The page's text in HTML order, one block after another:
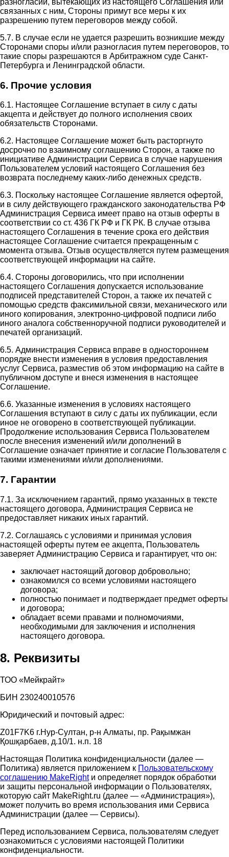
разногласий, вытекающих из настоящего Соглашения или
связанных с ним, Стороны примут все меры к их
разрешению путем переговоров между собой.
5.7. В случае если не удается разрешить возникшие между
Сторонами споры и/или разногласия путем переговоров, то
такие споры разрешаются в Арбитражном суде Санкт-
Петербурга и Ленинградской области.
6. Прочие условия
6.1. Настоящее Соглашение вступает в силу с даты
акцепта и действует до полного исполнения своих
обязательств Сторонами.
6.2. Настоящее Соглашение может быть расторгнуто
досрочно по взаимному соглашению Сторон, а также по
инициативе Администрации Сервиса в случае нарушения
Пользователем условий настоящего Соглашения без
возврата последнему каких-либо денежных средств.
6.3. Поскольку настоящее Соглашение является офертой,
и в силу действующего гражданского законодательства РФ
Администрация Сервиса имеет право на отзыв оферты в
соответствии со ст. 436 ГК РФ и ГК РК. В случае отзыва
настоящего Соглашения в течение срока его действия
настоящее Соглашение считается прекращенным с
момента отзыва. Отзыв осуществляется путем размещения
соответствующей информации на сайте.
6.4. Стороны договорились, что при исполнении
настоящего Соглашения допускается использование
подписей представителей Сторон, а также их печатей с
помощью средств факсимильной связи, механического или
иного копирования, электронно-цифровой подписи либо
иного аналога собственноручной подписи руководителей и
печатей организаций.
6.5. Администрация Сервиса вправе в одностороннем
порядке внести изменения в условия предоставления
услуг Сервиса, разместив об этом информацию на сайте в
публичном доступе и внеся изменения в настоящее
Соглашение.
6.6. Указанные изменения в условиях настоящего
Соглашения вступают в силу с даты их публикации, если
иное не оговорено в соответствующей публикации.
Продолжение использования Сервиса Пользователем
после внесения изменений и/или дополнений в
Соглашение означает принятие и согласие Пользователя с
такими изменениями и/или дополнениями.
7. Гарантии
7.1. За исключением гарантий, прямо указанных в тексте
настоящего договора, Администрация Сервиса не
предоставляет никаких иных гарантий.
7.2. Соглашаясь с условиями и принимая условия
настоящей оферты путем ее акцепта, Пользователь
заверяет Администрацию Сервиса и гарантирует, что он:
заключает настоящий договор добровольно;
ознакомился со всеми условиями настоящего
договора;
полностью понимает и подтверждает предмет оферты
и договора;
обладает всеми правами и полномочиями,
необходимыми для заключения и исполнения
настоящего договора.
8. Реквизиты
ТОО «Мейкрайт»
БИН 230240010576
Юридический и почтовый адрес:
Z01F7K6 г.Нур-Султан, р-н Алматы, пр. Рақымжан
Қошқарбаев, д.10/1. н.п. 18
Настоящая Политика конфиденциальности (далее —
Политика) является приложением к Пользовательскому
соглашению MakeRightи определяет порядок обработки
и защиты персональной информации о Пользователях,
которую сайт MakeRight.ru (далее — «Администрация»),
может получить во время использования ими Cервиса
Администрации (далее — Сервисы).
Перед использованием Сервиса, пользователям следует
ознакомиться с условиями настоящей Политики
конфиденциальности.